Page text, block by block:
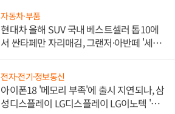
자동차·부품
현대차 올해 SUV 국내 베스트셀러 톱10에
서 싼타페만 자리매김, 그랜저·아반떼 '세단
전자·전기·정보통신
아이폰18 '메모리 부족'에 출시 지연되나, 삼
성디스플레이 LG디스플레이 LG이노텍 '탈